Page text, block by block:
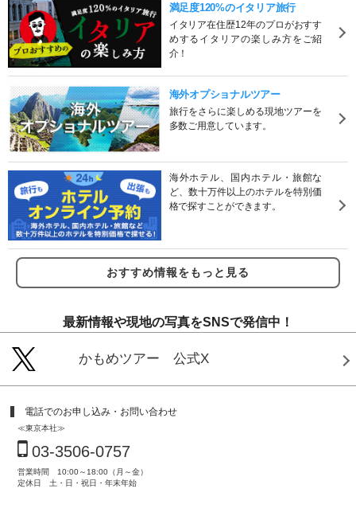
満足度120%のイタリア旅行
イタリア在住歴12年のプロがおすす
めするイタリアの楽しみ方をご紹
介！
海外オプショナルツアー
旅行をさらに楽しめる現地ツアーを
多数ご用意しています。
海外ホテル、国内ホテル・旅館な
ど、数十万件以上のホテルを特別価
格で探すことができます。
おすすめ情報をもっと見る
最新情報や現地の写真をSNSで発信中！
かもめツアー 公式X
電話でのお申し込み・お問い合わせ
≪東京本社≫
03-3506-0757
営業時間 10:00～18:00（月～金）
定休日 土・日・祝日・年末年始